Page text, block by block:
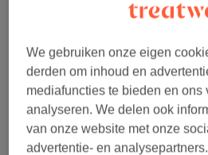
We gebruiken onze eigen
derden om inhoud en
mediafuncties te bieden en ons
analyseren. We delen ook
van onze website met onze
advertentie- en analysepartners.